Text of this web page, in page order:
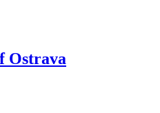
Ostrava